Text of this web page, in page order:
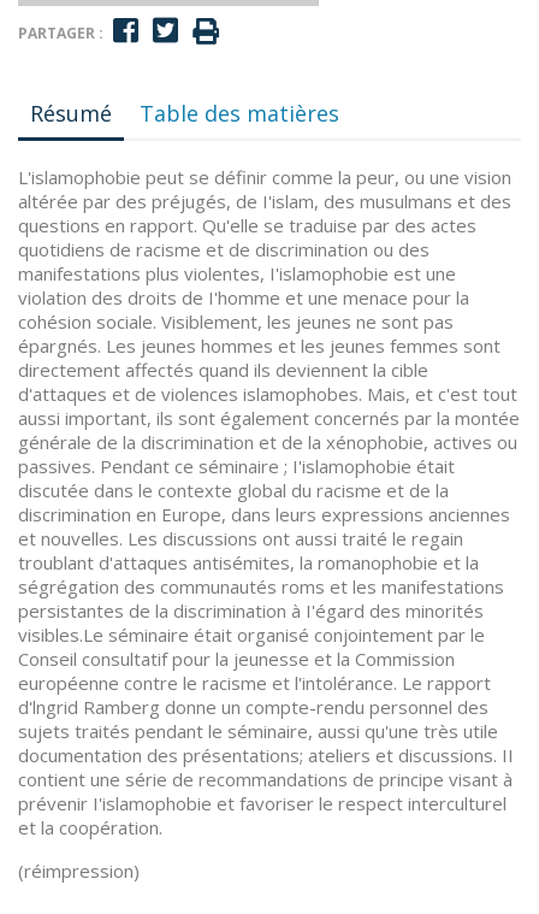
PARTAGER :
Résumé Table des matières
L'islamophobie peut se définir comme la peur, ou une vision
altérée par des préjugés, de I'islam, des musulmans et des
questions en rapport. Qu'elle se traduise par des actes
quotidiens de racisme et de discrimination ou des
manifestations plus violentes, I'islamophobie est une
violation des droits de I'homme et une menace pour la
cohésion sociale. Visiblement, les jeunes ne sont pas
épargnés. Les jeunes hommes et les jeunes femmes sont
directement affectés quand ils deviennent la cible
d'attaques et de violences islamophobes. Mais, et c'est tout
aussi important, ils sont également concernés par la montée
générale de la discrimination et de la xénophobie, actives ou
passives. Pendant ce séminaire ; I'islamophobie était
discutée dans le contexte global du racisme et de la
discrimination en Europe, dans leurs expressions anciennes
et nouvelles. Les discussions ont aussi traité le regain
troublant d'attaques antisémites, la romanophobie et la
ségrégation des communautés roms et les manifestations
persistantes de la discrimination à I'égard des minorités
visibles.Le séminaire était organisé conjointement par le
Conseil consultatif pour la jeunesse et la Commission
européenne contre le racisme et l'intolérance. Le rapport
d'lngrid Ramberg donne un compte-rendu personnel des
sujets traités pendant le séminaire, aussi qu'une très utile
documentation des présentations; ateliers et discussions. II
contient une série de recommandations de principe visant à
prévenir I'islamophobie et favoriser le respect interculturel
et la coopération.
(réimpression)